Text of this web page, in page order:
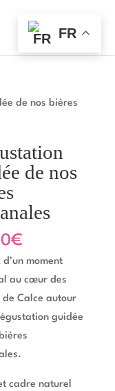
de nos bières
de nos
€
d’un moment
au cœur des
de Calce autour
guidée
cadre naturel
FR